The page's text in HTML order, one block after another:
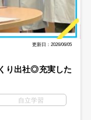
更新日：2026/06/05
り出社◎充実した
自立学習